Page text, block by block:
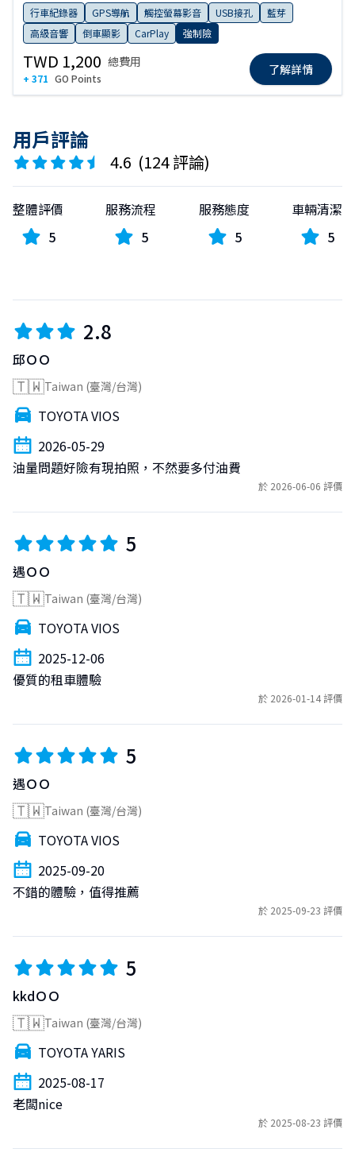
行車紀錄器 GPS導航 觸控螢幕影音 USB接孔
藍芽
高級音響
倒車顯影 CarPlay 強制險
TWD 1,200 總費用
+ 371 GO Points
了解詳情
用戶評論
4.6 (124 評論)
整體評價
5
服務流程
5
服務態度
5
車輛清潔
5
2.8
邱ＯＯ
🇹🇼Taiwan (臺灣/台灣)
TOYOTA VIOS
2026-05-29
油量問題好險有現拍照，不然要多付油費
於 2026-06-06 評價
5
遇ＯＯ
🇹🇼Taiwan (臺灣/台灣)
TOYOTA VIOS
2025-12-06
優質的租車體驗
於 2026-01-14 評價
5
遇ＯＯ
🇹🇼Taiwan (臺灣/台灣)
TOYOTA VIOS
2025-09-20
不錯的體驗，值得推薦
於 2025-09-23 評價
5
kkdＯＯ
🇹🇼Taiwan (臺灣/台灣)
TOYOTA YARIS
2025-08-17
老闆nice
於 2025-08-23 評價